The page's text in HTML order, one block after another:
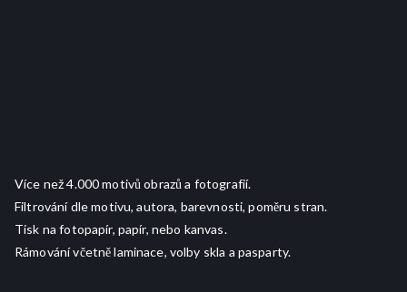
Více než 4.000 motivů obrazů a fotografií.
Filtrování dle motivu, autora, barevnosti, poměru stran.
Tisk na fotopapír, papír, nebo kanvas.
Rámování včetně laminace, volby skla a pasparty.